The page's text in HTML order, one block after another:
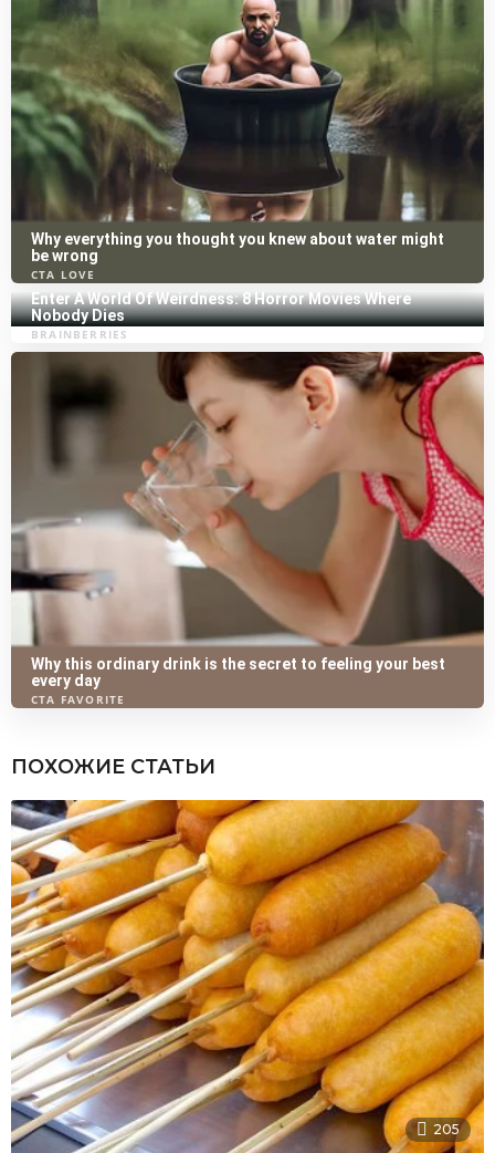
ПОХОЖИЕ СТАТЬИ
205